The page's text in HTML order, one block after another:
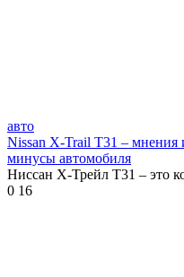
авто
Nissan X-Trail T31 –
минусы автомобиля
Ниссан Х-Трейл Т31 – это
0 16